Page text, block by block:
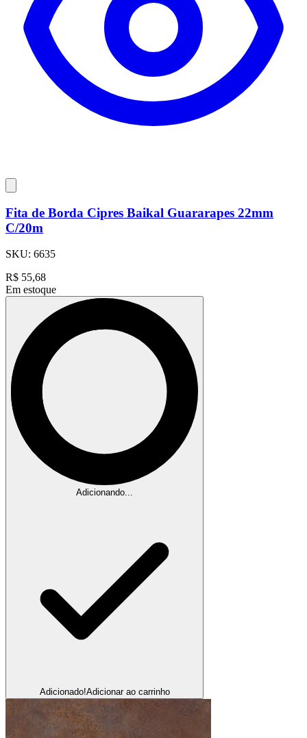
Fita de Borda Cipres Baikal Guararapes 22mm
C/20m
SKU: 6635
R$ 55,68
Em estoque
Adicionando...
Adicionado!Adicionar ao carrinho